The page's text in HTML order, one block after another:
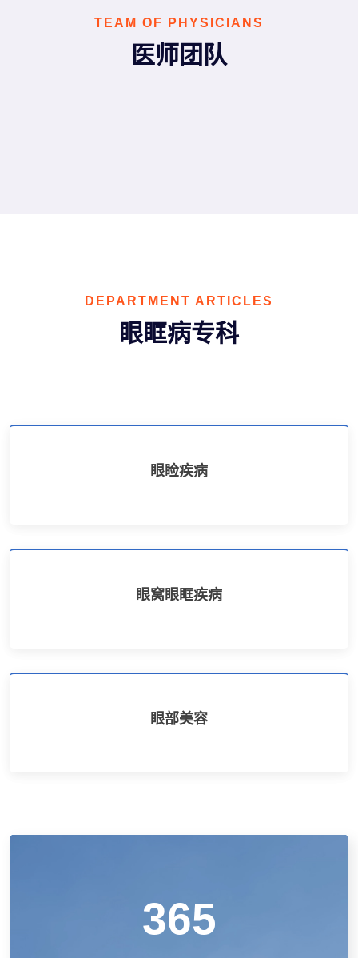
TEAM OF PHYSICIANS
医师团队
DEPARTMENT ARTICLES
眼眶病专科
眼睑疾病
眼窝眼眶疾病
眼部美容
365